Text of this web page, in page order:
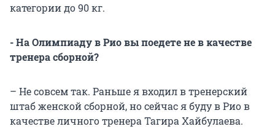
категории до 90 кг.
- На Олимпиаду в Рио вы поедете не в качестве
тренера сборной?
– Не совсем так. Раньше я входил в тренерский
штаб женской сборной, но сейчас я буду в Рио в
качестве личного тренера Тагира Хайбулаева.